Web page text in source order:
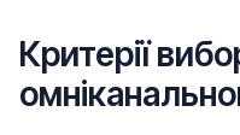
Критерії